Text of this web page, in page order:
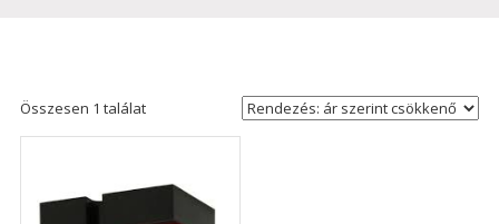
Összesen 1 találat